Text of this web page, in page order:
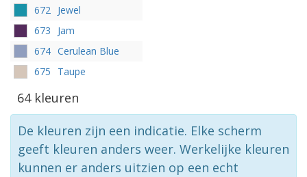
672 Jewel
673
Jam
674 Cerulean Blue
675
Taupe
64 kleuren
De kleuren zijn een indicatie. Elke scherm
geeft kleuren anders weer. Werkelijke kleuren
kunnen er anders uitzien op een echt